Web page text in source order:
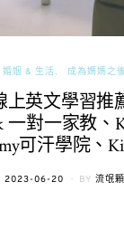
婚姻 & 生活 成為媽媽之後
上英文學習推
一對一家教、
可汗學院、
POSTED
2023-06-20 BY 流氓顆